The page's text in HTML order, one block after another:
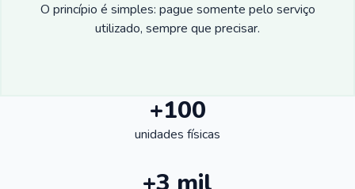
O princípio é simples: pague somente pelo serviço
utilizado, sempre que precisar.
+100
unidades físicas